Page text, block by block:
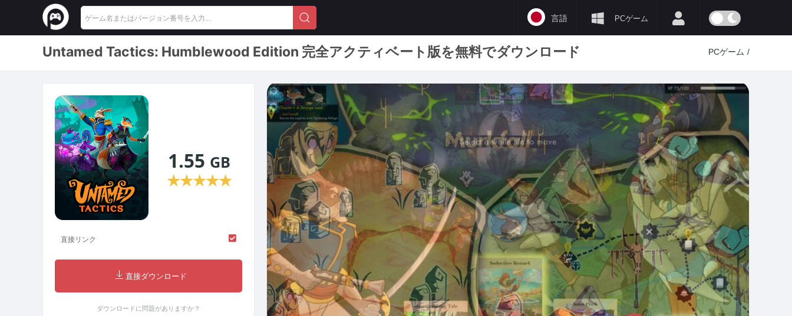
PCゲーム
言語
Untamed Tactics: Humblewood Edition 完全アクティベート版を無料でダウンロード PCゲーム /
1.55 GB
★★★★★
直接リンク
直接ダウンロード
ダウンロードに問題がありますか？